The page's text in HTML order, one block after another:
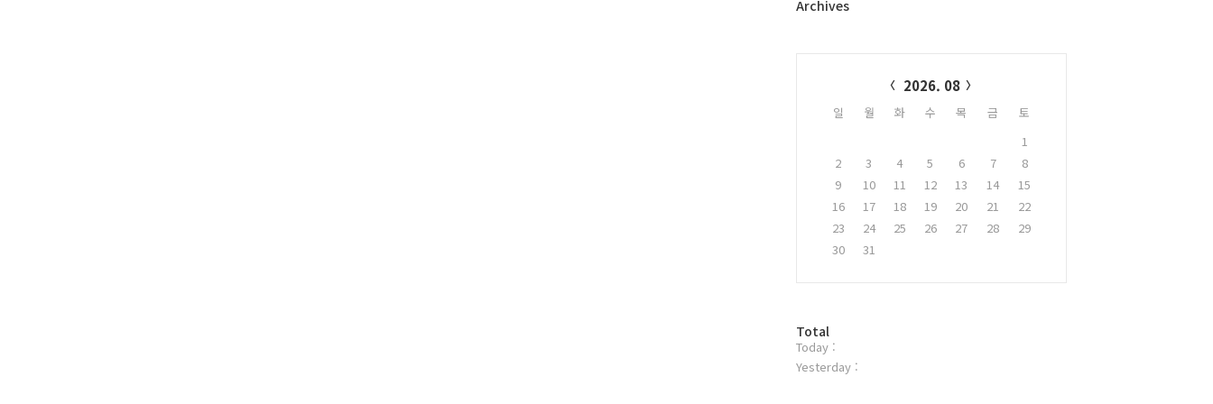
Archives
2026. 08
일 월 화 수 목 금
토
1
2
3 4 5 6 7
8
9
10 11 12 13 14
15
16
17 18 19 20 21
22
23
24 25 26 27 28
29
30
31
방
문
자
Total
Today :
Yesterday :